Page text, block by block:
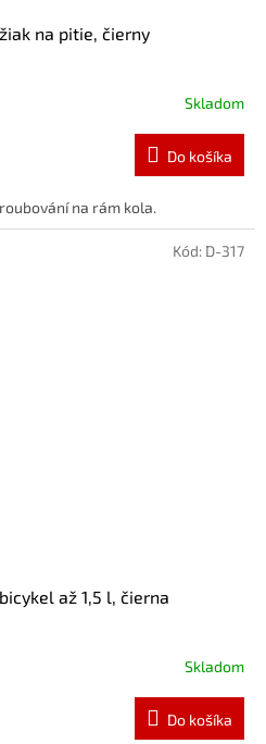
na pitie, čierny
Skladom
Do košíka
na rám kola.
až 1,5 l, čierna
Skladom
Do košíka
Kód: D-317